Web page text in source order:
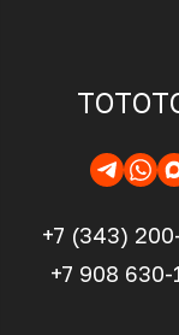
+7 (343)
+7 908 630-